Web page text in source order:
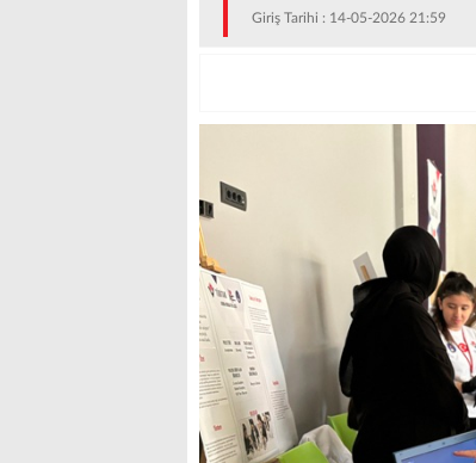
Giriş Tarihi : 14-05-2026 21:59